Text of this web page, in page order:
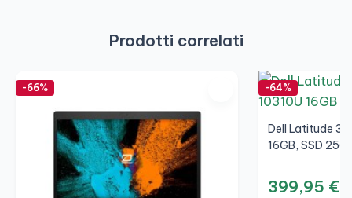
Prodotti correlati
-66% -64%
Dell Latitude
16GB, SSD
399,95 €